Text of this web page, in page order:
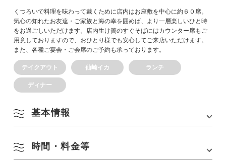
くつろいで料理を味わって戴くために店内はお座敷を中心に約６０席。
気心の知れたお友達・ご家族と海の幸を囲めば、より一層楽しいひと時
をお過ごしいただけます。店内生け簀のすぐそばにはカウンター席もご
用意しておりますので、おひとり様でも安心してご来店いただけます。
また、各種ご宴会・ご会席のご予約も承っております。
テイクアウト 仙崎イカ ランチ
ディナー
基本情報
住所 〒759-4107 山口県長門市仙崎4137番地3
時間・料金等